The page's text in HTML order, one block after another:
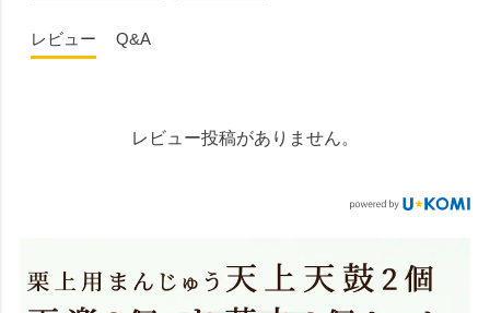
レビュー Q&A
レビュー投稿がありません。